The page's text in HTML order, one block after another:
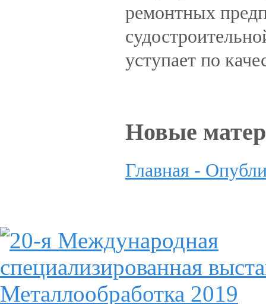
ремонтных
уступает по
Новые
Главная -